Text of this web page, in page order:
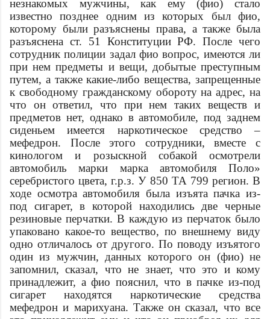
незнакомых мужчины, как ему (фио) стало
известно позднее одним из которых был фио,
которому были разъяснены права, а также была
разъяснена ст. 51 Конституции РФ. После чего
сотрудник полиции задал фио вопрос, имеются ли
при нем предметы и вещи, добытые преступным
путем, а также какие-либо вещества, запрещенные
к свободному гражданскому обороту наадрес, на
что он ответил, что при нем таких веществ и
предметов нет, однако в автомобиле, под заднем
сиденьем имеется наркотическое средство –
мефедрон. После этого сотрудники, вместе с
кинологом и розыскной собакой осмотрели
автомобиль марки марка автомобиляПоло»
серебристого цвета, г.р.з. У 850 ТА 799 регион. В
ходе осмотра автомобиля была изъята пачка из-
под сигарет, в которой находились две черные
резиновые перчатки. В каждую из перчаток было
упаковано какое-то вещество, по внешнему виду
одно отличалось от другого. По поводу изъятого
один из мужчин, данных которого он (фио) не
запомнил, сказал, что не знает, что это и кому
принадлежит, афио пояснил, что в пачке из-под
сигарет находятся наркотические средства
мефедрон и марихуана. Также он сказал, что все